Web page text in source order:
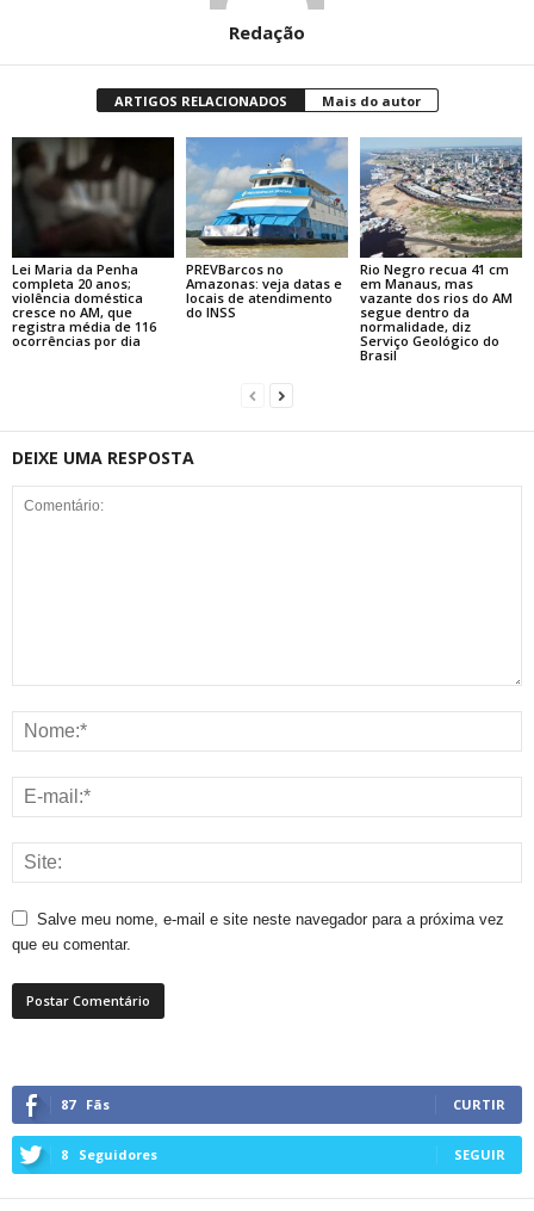
Redação
ARTIGOS RELACIONADOS Mais do autor
Lei Maria da Penha
completa 20 anos;
violência doméstica
cresce no AM, que
registra média de 116
ocorrências por dia
PREVBarcos no
Amazonas: veja datas e
locais de atendimento
do INSS
Rio Negro recua 41 cm
em Manaus, mas
vazante dos rios do AM
segue dentro da
normalidade, diz
Serviço Geológico do
Brasil
DEIXE UMA RESPOSTA
Salve meu nome, e-mail e site neste navegador para a próxima vez
que eu comentar.
87 Fãs CURTIR
8 Seguidores SEGUIR